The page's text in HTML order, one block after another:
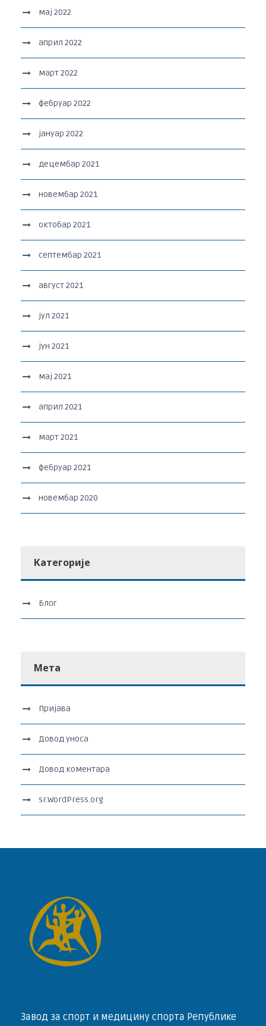
мај 2022
април 2022
март 2022
фебруар 2022
јануар 2022
децембар 2021
новембар 2021
октобар 2021
септембар 2021
август 2021
јул 2021
јун 2021
мај 2021
април 2021
март 2021
фебруар 2021
новембар 2020
Категорије
Блог
Мета
Пријава
Довод уноса
Довод коментара
sr.WordPress.org
Завод за спорт и медицину спорта Републике